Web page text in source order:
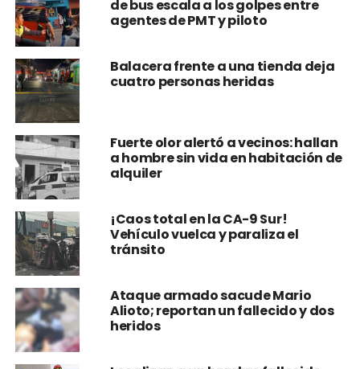
de bus escala a los golpes entre
agentes de PMT y piloto
Balacera frente a una tienda deja
cuatro personas heridas
Fuerte olor alertó a vecinos: hallan
a hombre sin vida en habitación de
alquiler
¡Caos total en la CA-9 Sur!
Vehículo vuelca y paraliza el
tránsito
Ataque armado sacude Mario
Alioto; reportan un fallecido y dos
heridos